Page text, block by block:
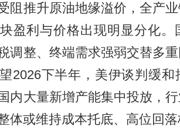
阻推升原油地缘溢价，全产
盈利与价格出现明显分化。
调整、终端需求强弱交替多
2026下半年，美伊谈判缓
内大量新增产能集中投放，
体或维持成本托底、高位回